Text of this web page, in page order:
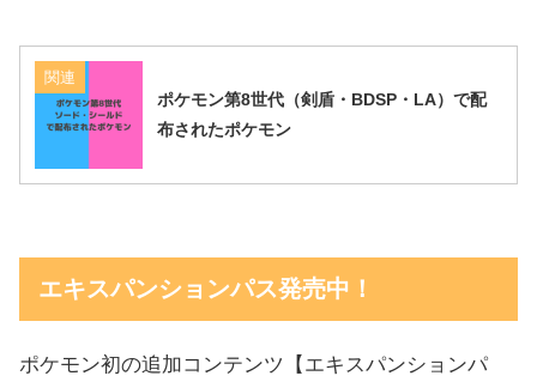
関連
ポケモン第8世代（剣盾・BDSP・LA）で配
布されたポケモン
エキスパンションパス発売中！
ポケモン初の追加コンテンツ【エキスパンションパ